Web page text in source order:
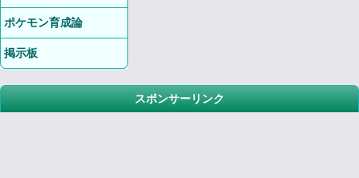
ポケモン育成論
掲示板
スポンサーリンク